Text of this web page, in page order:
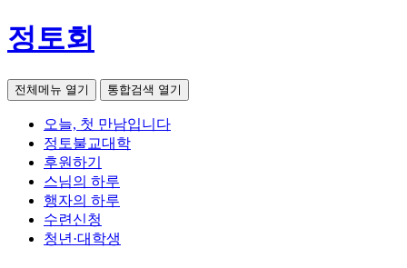
정토회
전체메뉴 열기 통합검색 열기
오늘, 첫 만남입니다
정토불교대학
후원하기
스님의 하루
행자의 하루
수련신청
청년·대학생